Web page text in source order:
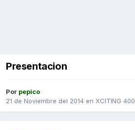
Presentacion
Por pepico
21 de Noviembre del 2014 en XCITING 400